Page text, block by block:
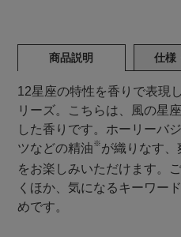
商品説明 仕様
12星座の特性を香りで表現
リーズ。こちらは、風の星
した香りです。ホーリーバ
ツなどの精油※が織りなす、
をお楽しみいただけます。
くほか、気になるキーワー
めです。